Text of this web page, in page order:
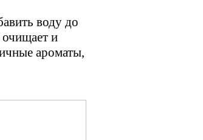
воду до
и
ароматы,